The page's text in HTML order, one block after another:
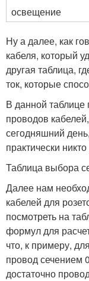
освещение
Ну а далее, как
кабеля, который
другая таблица,
ток, которые
В данной
проводов
сегодняшний
практически
Таблица выбора
Далее нам
кабелей для
посмотреть на
формул для
что, к примеру,
провод сечением
достаточно